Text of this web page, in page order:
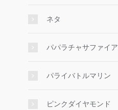
ネタ
パパラチャサファイア
パライバトルマリン
ピンクダイヤモンド